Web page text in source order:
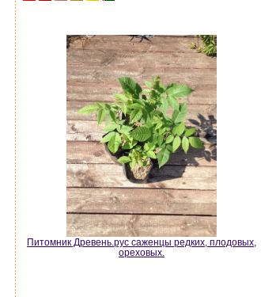
Питомник Древень.рус саженцы редких, плодовых,
ореховых.